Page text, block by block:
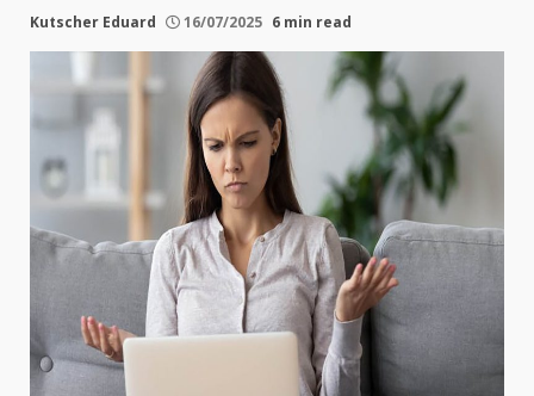
Kutscher Eduard 16/07/2025 6 min read